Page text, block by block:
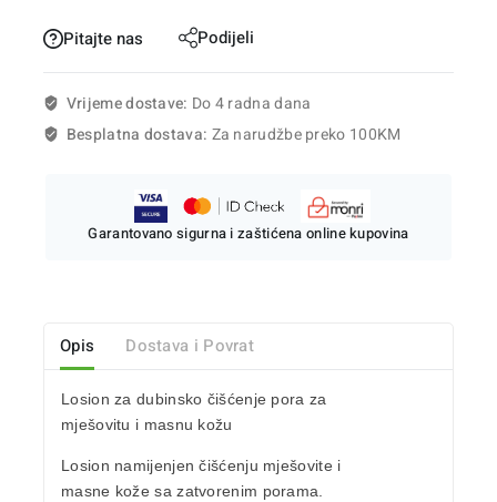
Pitajte nas Podijeli
Vrijeme dostave: Do 4 radna dana
Besplatna dostava: Za narudžbe preko 100KM
Garantovano sigurna i zaštićena online kupovina
Opis Dostava i Povrat
Losionza dubinsko čišćenje pora za
mješovitu i masnu kožu
Losion namijenjenčišćenju mješovite i
masne kože sa zatvorenim porama.